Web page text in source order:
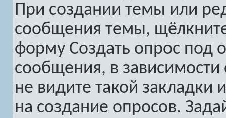
При создании темы или
сообщения темы,
форму Создать опрос под
сообщения, в зависимости
не видите такой
на создание опросов.